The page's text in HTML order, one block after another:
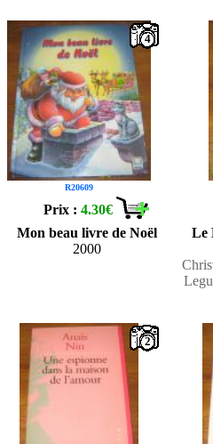
R20609
4
Prix :4.30€
Mon beau livre de Noël
2000
Le
2